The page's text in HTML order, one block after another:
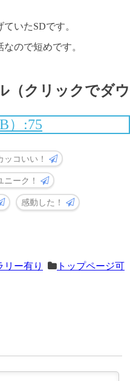
いたSDです。
ので短めです。
（クリックでダウ
）:75
ッコいい！
ニーク！
感動した！
リー有り
トップページ可